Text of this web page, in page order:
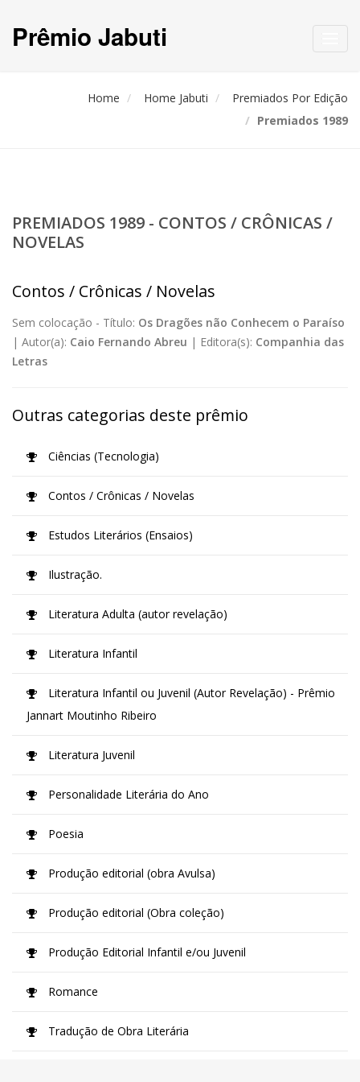
Prêmio Jabuti
Home Home Jabuti
Premiados Por Edição
Premiados 1989
PREMIADOS 1989 - CONTOS / CRÔNICAS /
NOVELAS
Contos / Crônicas / Novelas
Sem colocação - Título: Os Dragões não Conhecem o Paraíso
| Autor(a): Caio Fernando Abreu | Editora(s): Companhia das
Letras
Outras categorias deste prêmio
Ciências (Tecnologia)
Contos / Crônicas / Novelas
Estudos Literários (Ensaios)
Ilustração.
Literatura Adulta (autor revelação)
Literatura Infantil
Literatura Infantil ou Juvenil (Autor Revelação) - Prêmio
Jannart Moutinho Ribeiro
Literatura Juvenil
Personalidade Literária do Ano
Poesia
Produção editorial (obra Avulsa)
Produção editorial (Obra coleção)
Produção Editorial Infantil e/ou Juvenil
Romance
Tradução de Obra Literária